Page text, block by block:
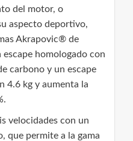
del motor, o
aspecto deportivo,
Akrapovic® de
homologado con
carbono y un escape
4.6 kg y aumenta la
velocidades con un
que permite a la gama